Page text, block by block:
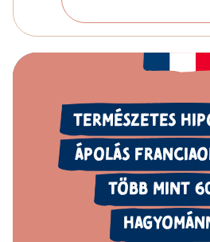
TERMÉSZETES
ÁPOLÁS
TÖBB MINT